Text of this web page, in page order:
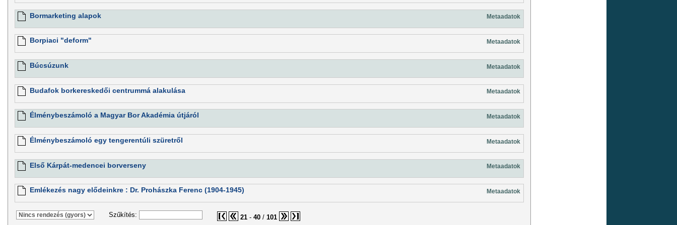
Bormarketing alapok Metaadatok
Borpiaci "deform" Metaadatok
Búcsúzunk Metaadatok
Budafok borkereskedői centrummá alakulása Metaadatok
Élménybeszámoló a Magyar Bor Akadémia útjáról Metaadatok
Élménybeszámoló egy tengerentúli szüretről Metaadatok
Első Kárpát-medencei borverseny Metaadatok
Emlékezés nagy elődeinkre : Dr. Prohászka Ferenc (1904-1945) Metaadatok
Szűkítés: 21- 40/ 101